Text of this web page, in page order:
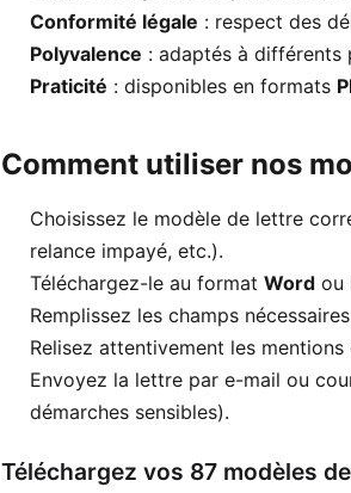
Conformité légale : respect des
Polyvalence : adaptés à différents
Praticité : disponibles en formats
Comment utiliser nos
Choisissez le modèle de lettre
relance impayé, etc.).
Téléchargez-le au format Word ou
Remplissez les champs
Relisez attentivement les
Envoyez la lettre par e-mail ou
démarches sensibles).
Téléchargez vos 87 modèles